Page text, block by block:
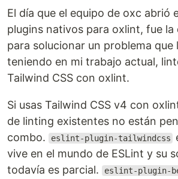
El día que el equipo de oxc abrió
plugins nativos para oxlint, fue
para solucionar un problema que
teniendo en mi trabajo actual,
Tailwind CSS con oxlint.
Si usas Tailwind CSS v4 con
de linting existentes no están
combo.
eslint-plugin-tailwindcss
vive en el mundo de ESLint y su
todavía es parcial.
eslint-plugin-